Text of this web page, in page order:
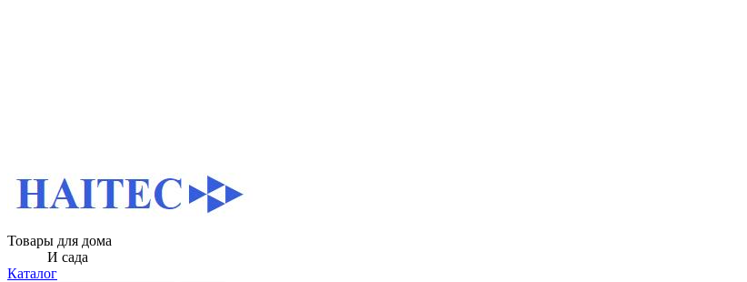
Товары для дома
И сада
Каталог